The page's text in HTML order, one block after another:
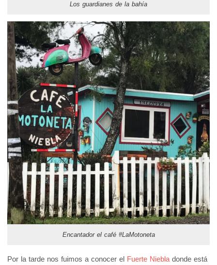
Los guardianes de la bahía
Encantador el café #LaMotoneta
Por la tarde nos fuimos a conocer el Fuerte Niebla donde está